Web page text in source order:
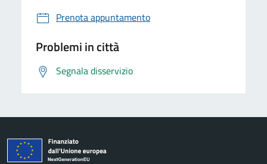
Prenota appuntamento
Problemi in città
Segnala disservizio